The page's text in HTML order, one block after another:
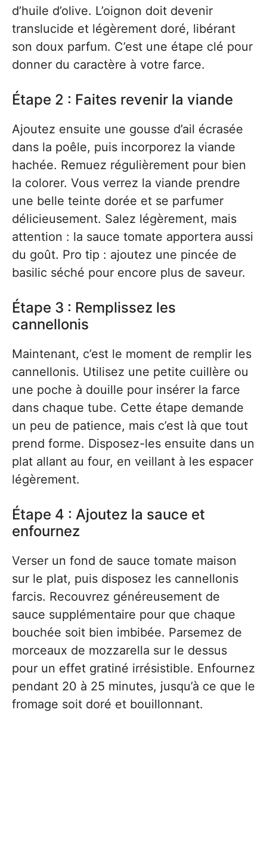
d’huile d’olive. L’oignon doit devenir
translucide et légèrement doré, libérant
son doux parfum. C’est une étape clé pour
donner du caractère à votre farce.
Étape 2 : Faites revenir la viande
Ajoutez ensuite une gousse d’ail écrasée
dans la poêle, puis incorporez la viande
hachée. Remuez régulièrement pour bien
la colorer. Vous verrez la viande prendre
une belle teinte dorée et se parfumer
délicieusement. Salez légèrement, mais
attention : la sauce tomate apportera aussi
du goût. Pro tip : ajoutez une pincée de
basilic séché pour encore plus de saveur.
Étape 3 : Remplissez les
cannellonis
Maintenant, c’est le moment de remplir les
cannellonis. Utilisez une petite cuillère ou
une poche à douille pour insérer la farce
dans chaque tube. Cette étape demande
un peu de patience, mais c’est là que tout
prend forme. Disposez-les ensuite dans un
plat allant au four, en veillant à les espacer
légèrement.
Étape 4 : Ajoutez la sauce et
enfournez
Verser un fond de sauce tomate maison
sur le plat, puis disposez les cannellonis
farcis. Recouvrez généreusement de
sauce supplémentaire pour que chaque
bouchée soit bien imbibée. Parsemez de
morceaux de mozzarella sur le dessus
pour un effet gratiné irrésistible. Enfournez
pendant 20 à 25 minutes, jusqu’à ce que le
fromage soit doré et bouillonnant.